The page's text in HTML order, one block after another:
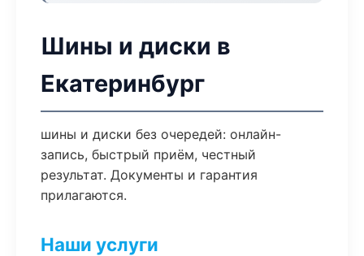
Шины и диски в
Екатеринбург
шины и диски без очередей: онлайн-
запись, быстрый приём, честный
результат. Документы и гарантия
прилагаются.
Наши услуги